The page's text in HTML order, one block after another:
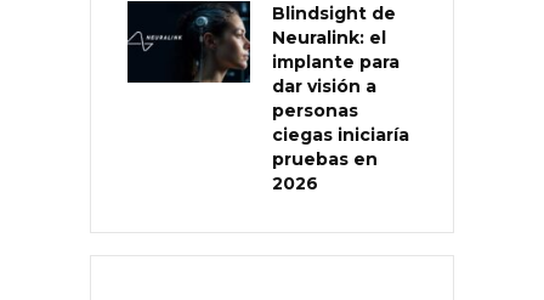
Blindsight de
Neuralink: el
implante para
dar visión a
personas
ciegas iniciaría
pruebas en
2026